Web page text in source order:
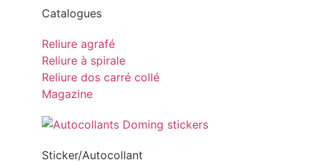
Catalogues
Reliure agrafé
Reliure à spirale
Reliure dos carré collé
Magazine
Sticker/Autocollant